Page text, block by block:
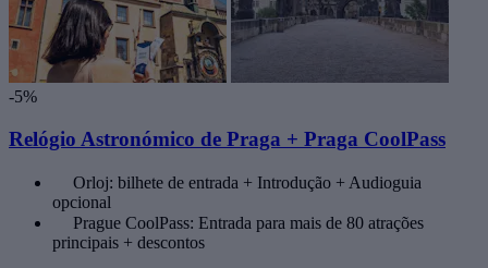
-5%
Relógio Astronómico de Praga + Praga CoolPass
Orloj: bilhete de entrada + Introdução + Audioguia
opcional
Prague CoolPass: Entrada para mais de 80 atrações
principais + descontos